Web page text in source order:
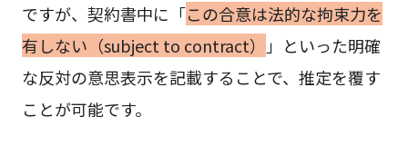
ですが、契約書中に「この合意は法的な拘束力を
有しない（subject to contract）
」といった明確
な反対の意思表示を記載することで、推定を覆す
ことが可能です。